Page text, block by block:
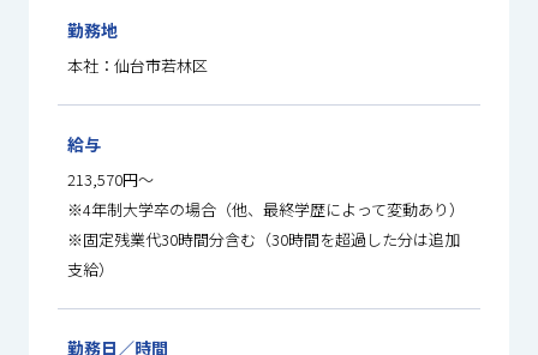
勤務地
本社：仙台市若林区
給与
213,570円～
※4年制大学卒の場合（他、最終学歴によって変動あり）
※固定残業代30時間分含む（30時間を超過した分は追加
支給）
勤務日／時間